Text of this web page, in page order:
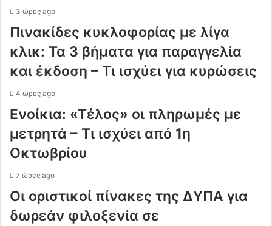
3 ώρες ago
Πινακίδες κυκλοφορίας με λίγα
κλικ: Τα 3 βήματα για παραγγελία
και έκδοση – Τι ισχύει για κυρώσεις
4 ώρες ago
Ενοίκια: «Τέλος» οι πληρωμές με
μετρητά – Τι ισχύει από 1η
Οκτωβρίου
7 ώρες ago
Οι οριστικοί πίνακες της ΔΥΠΑ για
δωρεάν φιλοξενία σε